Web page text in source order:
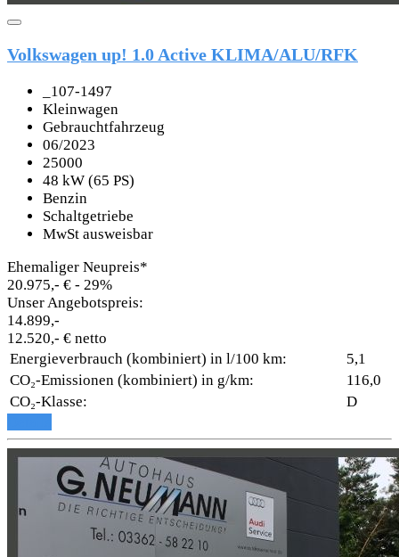
Volkswagen up! 1.0 Active KLIMA/ALU/RFK
_107-1497
Kleinwagen
Gebrauchtfahrzeug
06/2023
25000
48 kW (65 PS)
Benzin
Schaltgetriebe
MwSt ausweisbar
Ehemaliger Neupreis*
20.975,- € - 29%
Unser Angebotspreis:
14.899,-
12.520,- € netto
Energieverbrauch (kombiniert) in l/100 km:
5,1
CO₂-Emissionen (kombiniert) in g/km:
116,0
CO₂-Klasse:
D